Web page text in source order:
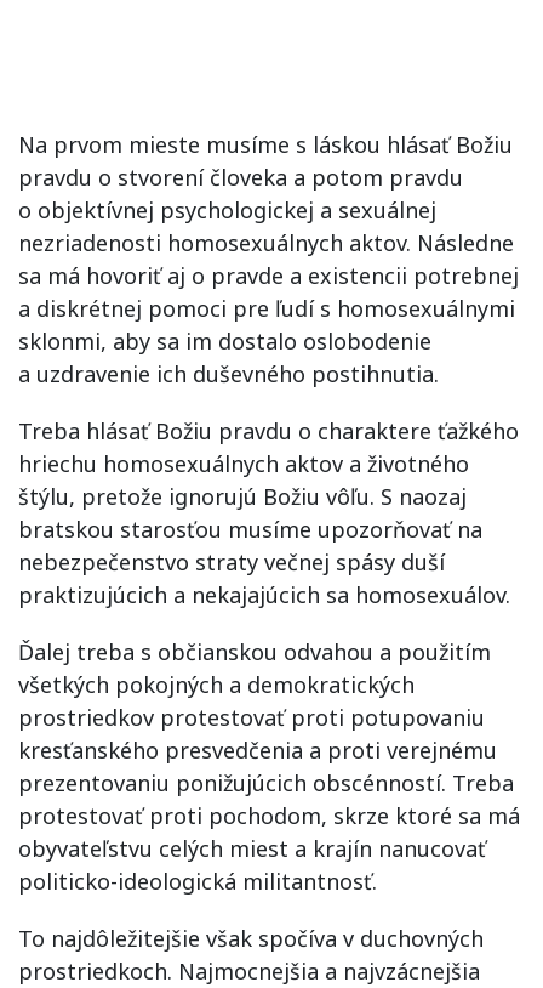
Na prvom mieste musíme s láskou hlásať Božiu
pravdu o stvorení človeka a potom pravdu
o objektívnej psychologickej a sexuálnej
nezriadenosti homosexuálnych aktov. Následne
sa má hovoriť aj o pravde a existencii potrebnej
a diskrétnej pomoci pre ľudí s homosexuálnymi
sklonmi, aby sa im dostalo oslobodenie
a uzdravenie ich duševného postihnutia.
Treba hlásať Božiu pravdu o charaktere ťažkého
hriechu homosexuálnych aktov a životného
štýlu, pretože ignorujú Božiu vôľu. S naozaj
bratskou starosťou musíme upozorňovať na
nebezpečenstvo straty večnej spásy duší
praktizujúcich a nekajajúcich sa homosexuálov.
Ďalej treba s občianskou odvahou a použitím
všetkých pokojných a demokratických
prostriedkov protestovať proti potupovaniu
kresťanského presvedčenia a proti verejnému
prezentovaniu ponižujúcich obscénností. Treba
protestovať proti pochodom, skrze ktoré sa má
obyvateľstvu celých miest a krajín nanucovať
politicko-ideologická militantnosť.
To najdôležitejšie však spočíva v duchovných
prostriedkoch. Najmocnejšia a najvzácnejšia